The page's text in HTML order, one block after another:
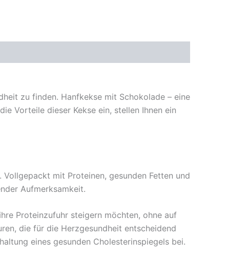
zu finden. Hanfkekse mit Schokolade – eine
Vorteile dieser Kekse ein, stellen Ihnen ein
mit Proteinen, gesunden Fetten und
Aufmerksamkeit.
Proteinzufuhr steigern möchten, ohne auf
die für die Herzgesundheit entscheidend
eines gesunden Cholesterinspiegels bei.